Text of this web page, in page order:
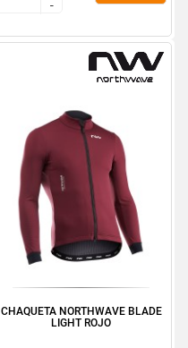
--
CHAQUETA NORTHWAVE BLADE
LIGHT ROJO